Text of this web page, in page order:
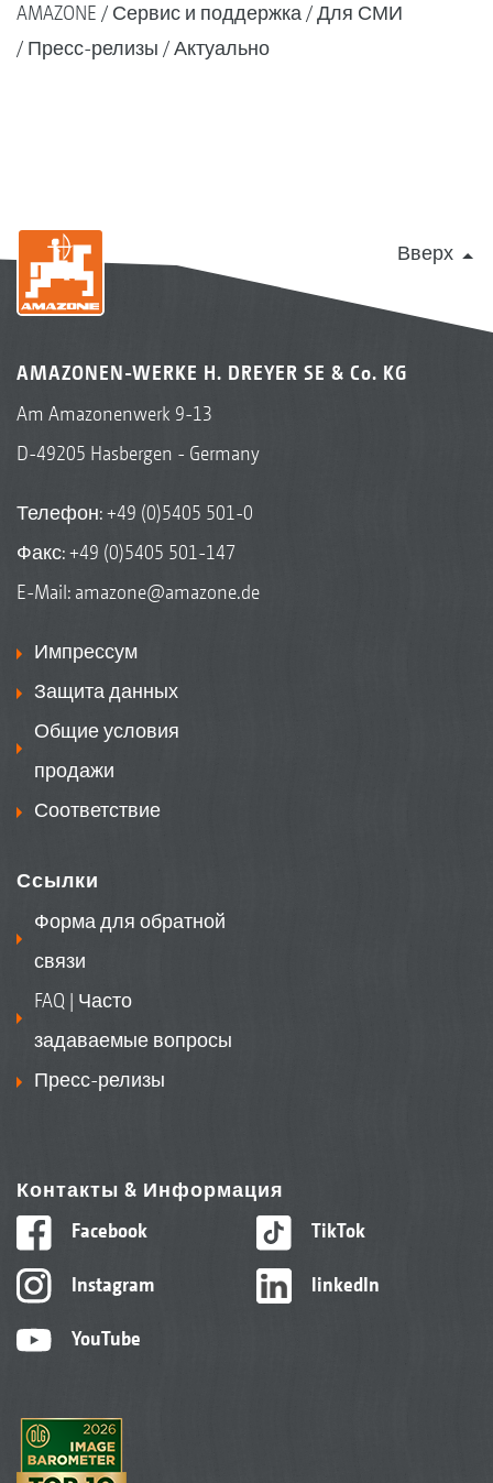
AMAZONE Сервис и поддержка
Для СМИ
Пресс-релизы
Актуально
Вверх
AMAZONEN-WERKE H. DREYER SE & Co. KG
Am Amazonenwerk 9-13
D-49205 Hasbergen - Germany
Телефон:+49 (0)5405 501-0
Факс: +49 (0)5405 501-147
E-Mail: amazone@amazone.de
Импрессум
Защита данных
Общие условия
продажи
Соответствие
Ссылки
Форма для обратной
связи
FAQ | Часто
задаваемые вопросы
Пресс-релизы
Контакты & Информация
Facebook
Instagram
YouTube
TikTok
linkedIn